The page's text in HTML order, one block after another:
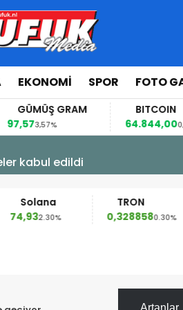
EKONOMI SPOR FOTO
GRAM
3,57%
BITCOIN
64.844,000,70%
kabul edildi
Solana
2.30%
TRON
0,3288580.30%
Artanlar